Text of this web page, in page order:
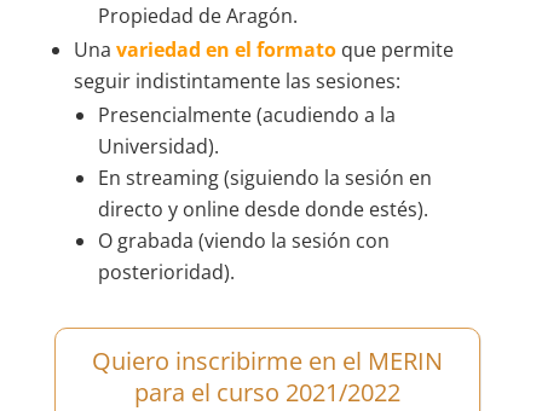
Propiedad de Aragón.
Una variedad en el formatoque permite
seguir indistintamente las sesiones:
Presencialmente (acudiendo a la
Universidad).
En streaming (siguiendo la sesión en
directo y online desde donde estés).
O grabada (viendo la sesión con
posterioridad).
Quiero inscribirme en el MERIN
para el curso 2021/2022